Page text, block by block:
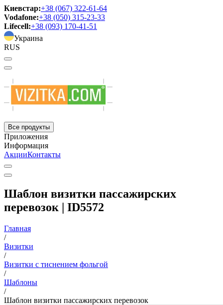
Киевстар:+38 (067) 322-61-64
Vodafone:+38 (050) 315-23-33
Lifecell:+38 (093) 170-41-51
Украина
RUS
Все продукты
Приложения
Информация
АкцииКонтакты
Шаблон визитки пассажирских
перевозок | ID5572
Главная
/
Визитки
/
Визитки с тиснением фольгой
/
Шаблоны
/
Шаблон визитки пассажирских перевозок